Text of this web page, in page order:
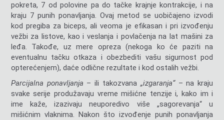
pokreta, 7 od polovine pa do tačke krajnje kontrakcije, i na
kraju 7 punih ponavljanja. Ovaj metod se uobičajeno izvodi
kod pregiba za biceps, ali veoma je efikasan i pri izvođenju
vežbi za listove, kao i veslanja i povlačenja na lat mašini za
leđa. Takođe, uz mere opreza (nekoga ko će paziti na
eventualnu tačku otkaza i obezbediti vašu sigurnost pod
opterećenjem), daće odlične rezultate i kod ostalih vežbi.
Parcijalna ponavljanja – ili takozvana „izgaranja“– na kraju
svake serije produžavaju vreme mišićne tenzije i, kako im i
ime kaže, izazivaju neuporedivo više „sagorevanja“ u
mišićnim vlaknima. Nakon što izvođenje punih ponavljanja